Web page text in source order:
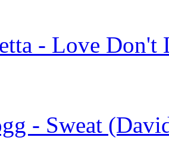
- Love
- Sweat